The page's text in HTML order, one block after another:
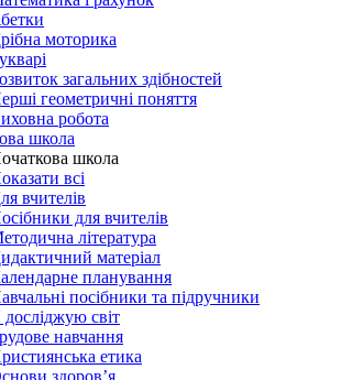
моторика
загальних здібностей
геометричні поняття
робота
школа
школа
всі
вчителів
для вчителів
література
матеріал
планування
посібники та підручники
досліджую світ
навчання
етика
здоров’я